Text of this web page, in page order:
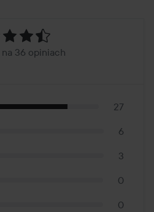
36 opiniach
27
6
3
0
0